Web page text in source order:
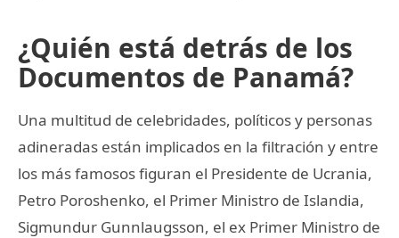
¿Quién está detrás de los
Documentos de Panamá?
Una multitud de celebridades, políticos y personas
adineradas están implicados en la filtración y entre
los más famosos figuran el Presidente de Ucrania,
Petro Poroshenko, el Primer Ministro de Islandia,
Sigmundur Gunnlaugsson, el ex Primer Ministro de